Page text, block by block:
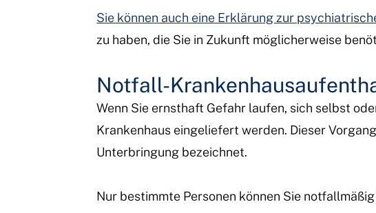
Sie können auch eine Erklärung zur
zu haben, die Sie in Zukunft möglicherweise
Notfall-
Wenn Sie ernsthaft Gefahr laufen, sich selbst
Krankenhaus eingeliefert werden. Dieser
Unterbringung bezeichnet.
Nur bestimmte Personen können Sie